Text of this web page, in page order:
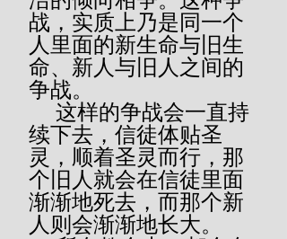
战，实质上乃是同一个
人里面的新生命与旧生
命、新人与旧人之间的
争战。
续下去，信徒体贴圣
灵，顺着圣灵而行，那
个旧人就会在信徒里面
渐渐地死去，而那个新
人则会渐渐地长大。